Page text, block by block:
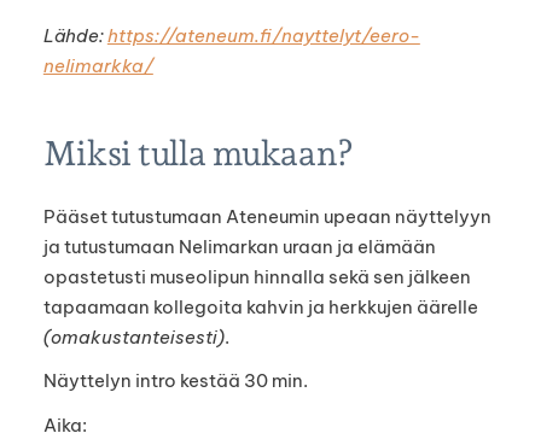
Lähde:https://ateneum.fi/nayttelyt/eero-
nelimarkka/
Miksi tulla mukaan?
Pääset tutustumaan Ateneumin upeaan näyttelyyn
ja tutustumaan Nelimarkan uraan ja elämään
opastetusti museolipun hinnalla sekä sen jälkeen
tapaamaan kollegoita kahvin ja herkkujen äärelle
(omakustanteisesti).
Näyttelyn intro kestää 30 min.
Aika: